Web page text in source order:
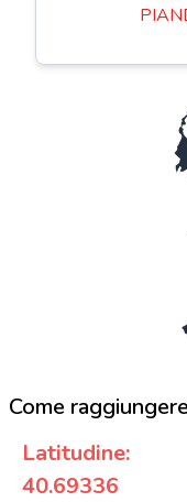
Come
Latitudine:
40.69336